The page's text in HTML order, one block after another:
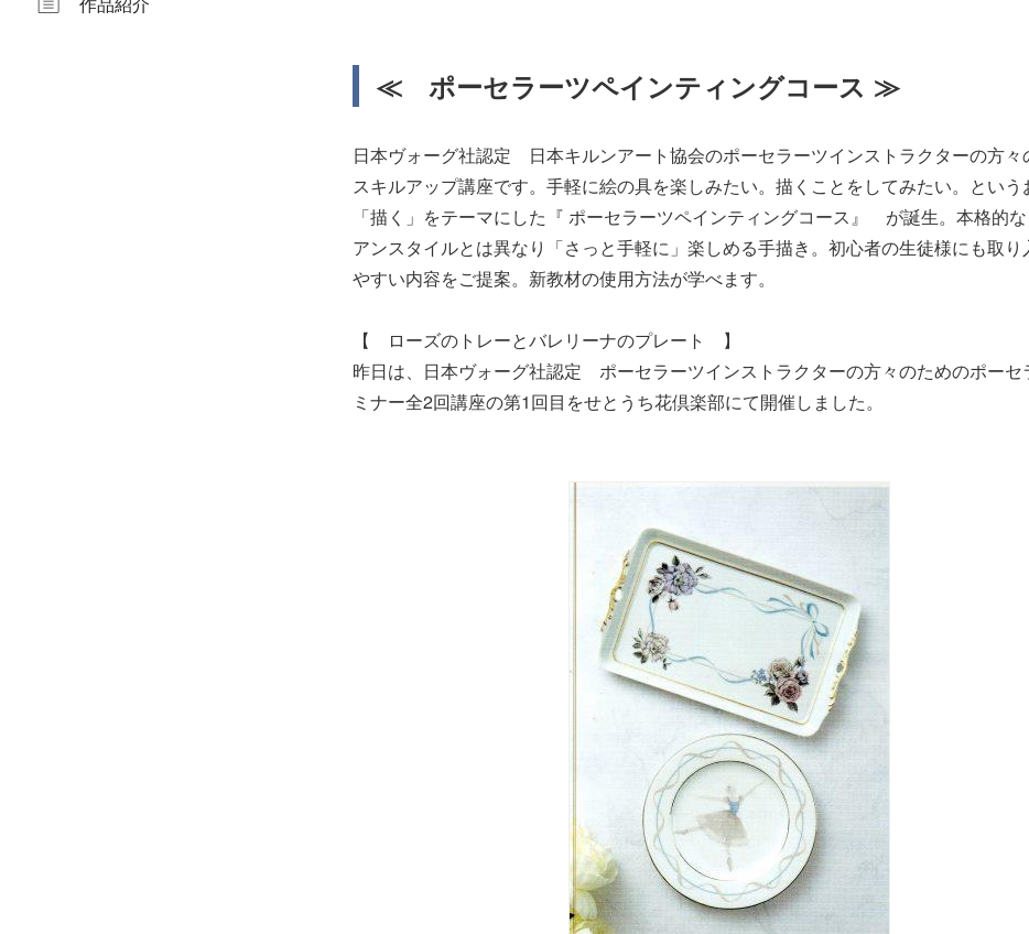
≪ ポーセラーツペインティングコース ≫
日本ヴォーグ社認定 日本キルンアート協会のポーセラーツインストラクターの方々
スキルアップ講座です。手軽に絵の具を楽しみたい。描くことをしてみたい。という
「描く」をテーマにした『 ポーセラーツペインティングコース』 が誕生。本格的
アンスタイルとは異なり「さっと手軽に」楽しめる手描き。初心者の生徒様にも取り
やすい内容をご提案。新教材の使用方法が学べます。
【 ローズのトレーとバレリーナのプレート 】
昨日は、日本ヴォーグ社認定 ポーセラーツインストラクターの方々のためのポーセ
ミナー全2回講座の第1回目をせとうち花倶楽部にて開催しました。